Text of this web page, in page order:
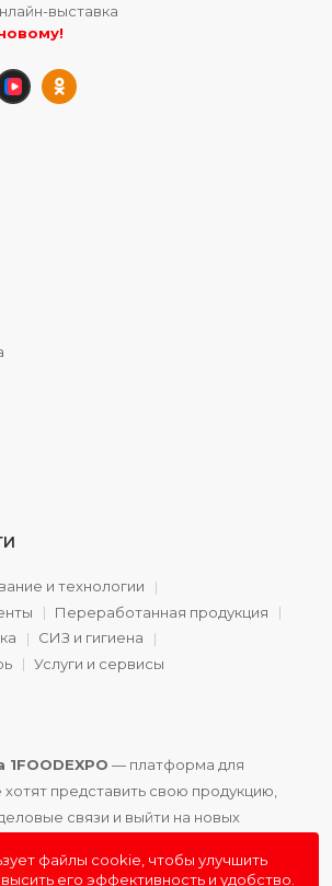
выставка
и технологии
Переработанная продукция
СИЗ и гигиена
Услуги и сервисы
— платформа для
представить свою продукцию,
связи и выйти на новых
файлы cookie, чтобы улучшить
его эффективность и удобство.